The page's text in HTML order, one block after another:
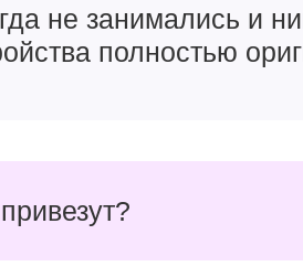
не занимались и
полностью